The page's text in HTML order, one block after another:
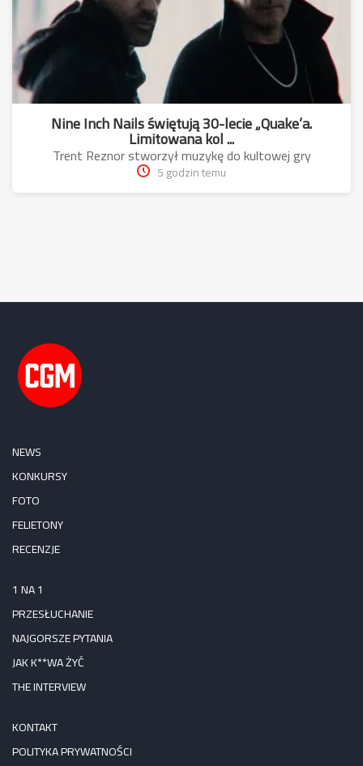
Nine Inch Nails świętują 30-lecie „Quake’a.
Limitowana kol ...
Trent Reznor stworzył muzykę do kultowej gry
5 godzin temu
NEWS
KONKURSY
FOTO
FELIETONY
RECENZJE
1 NA 1
PRZESŁUCHANIE
NAJGORSZE PYTANIA
JAK K**WA ŻYĆ
THE INTERVIEW
KONTAKT
POLITYKA PRYWATNOŚCI